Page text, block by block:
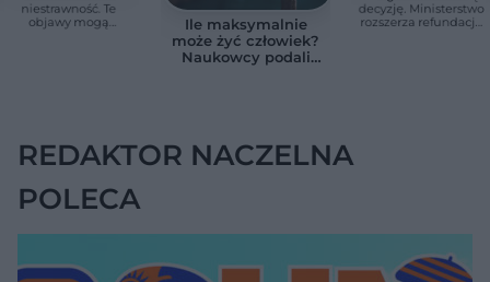
niestrawność. Te
objawy mogą
Ile maksymalnie
może żyć człowiek?
Naukowcy podali
decyzję. Ministerstwo
rozszerza refundację
REDAKTOR NACZELNA
POLECA